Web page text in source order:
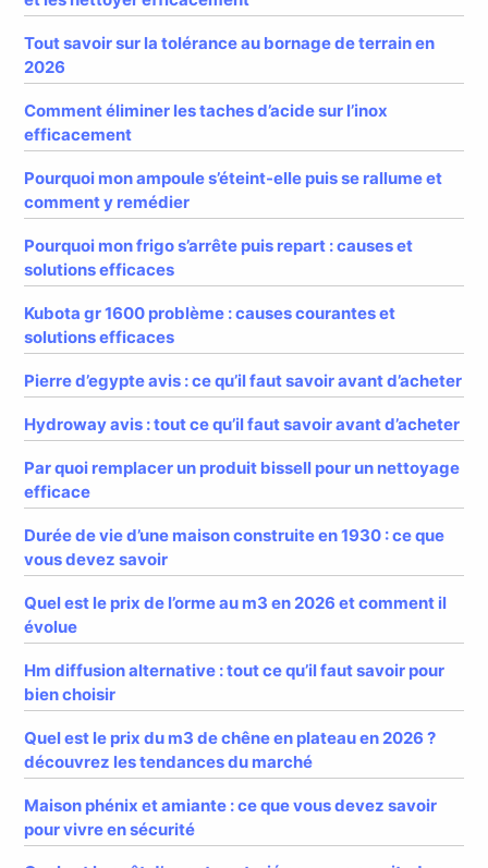
Tout savoir sur la tolérance au bornage de terrain en
2026
Comment éliminer les taches d’acide sur l’inox
efficacement
Pourquoi mon ampoule s’éteint-elle puis se rallume et
comment y remédier
Pourquoi mon frigo s’arrête puis repart : causes et
solutions efficaces
Kubota gr 1600 problème : causes courantes et
solutions efficaces
Pierre d’egypte avis : ce qu’il faut savoir avant d’acheter
Hydroway avis : tout ce qu’il faut savoir avant d’acheter
Par quoi remplacer un produit bissell pour un nettoyage
efficace
Durée de vie d’une maison construite en 1930 : ce que
vous devez savoir
Quel est le prix de l’orme au m3 en 2026 et comment il
évolue
Hm diffusion alternative : tout ce qu’il faut savoir pour
bien choisir
Quel est le prix du m3 de chêne en plateau en 2026 ?
découvrez les tendances du marché
Maison phénix et amiante : ce que vous devez savoir
pour vivre en sécurité